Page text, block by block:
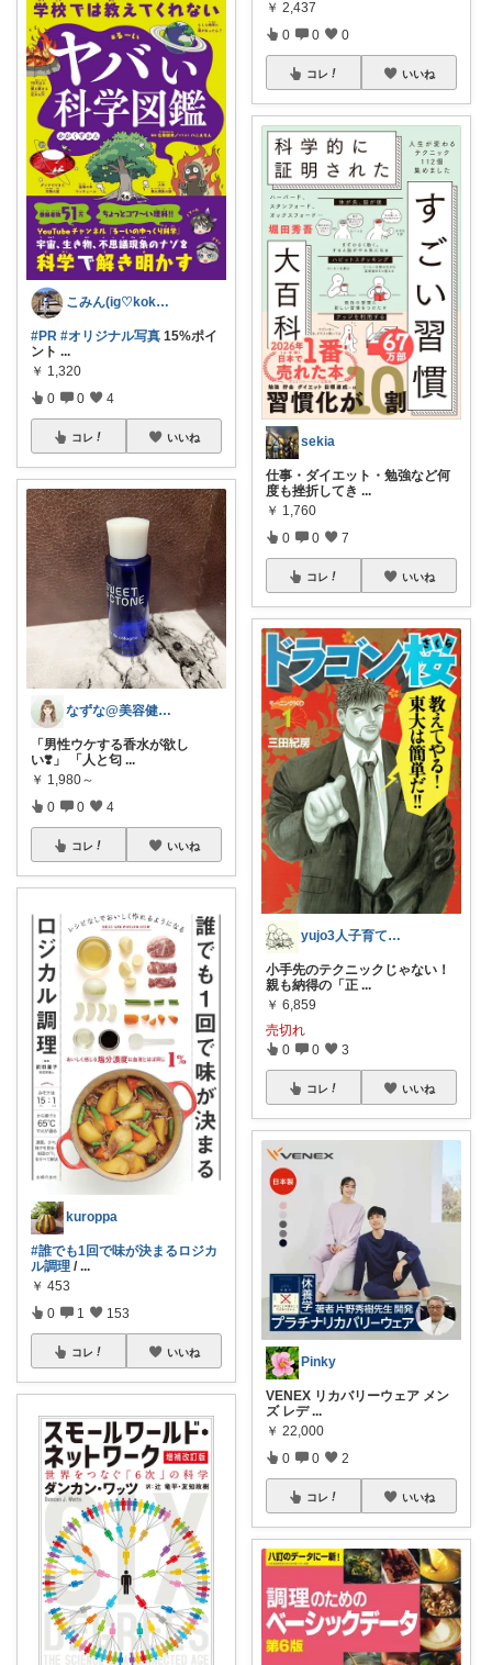
こみん(ig♡kokomin.blog)
#PR #オリジナル写真 15%ポイ
ント ...
￥ 1,320
0 0 4
コレ いいね
なずな@美容健康オタク
「男性ウケする香水が欲し
い❣️」 「人と匂 ...
￥ 1,980～
0 0 4
コレ いいね
kuroppa
#誰でも1回で味が決まるロジカ
ル調理 /...
￥ 453
0 1 153
コレ いいね
￥ 2,437
0 0 0
コレ いいね
sekia
仕事・ダイエット・勉強など何
度も挫折してき ...
￥ 1,760
0 0 7
コレ いいね
yujo3人子育て@楽々知育,受験＋糖質
小手先のテクニックじゃない！
親も納得の「正 ...
￥ 6,859
売切れ
0 0 3
コレ いいね
Pinky
VENEX リカバリーウェア メン
ズ レデ ...
￥ 22,000
0 0 2
コレ いいね